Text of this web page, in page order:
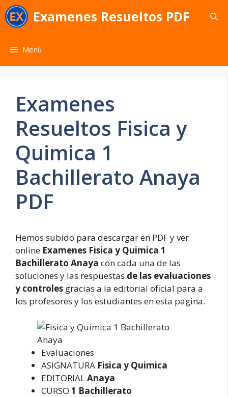
Saltar
al
contenido
Examenes Resueltos PDF
Menú
Examenes
Resueltos Fisica y
Quimica 1
Bachillerato Anaya
PDF
Hemos subido para descargar en PDF y ver
online Examenes Fisica y Quimica 1
Bachillerato Anaya con cada una de las
soluciones y las respuestas de las evaluaciones
y controles gracias a la editorial oficial para a
los profesores y los estudiantes en esta pagina.
Evaluaciones
ASIGNATURA Fisica y Quimica
EDITORIALAnaya
CURSO 1 Bachillerato